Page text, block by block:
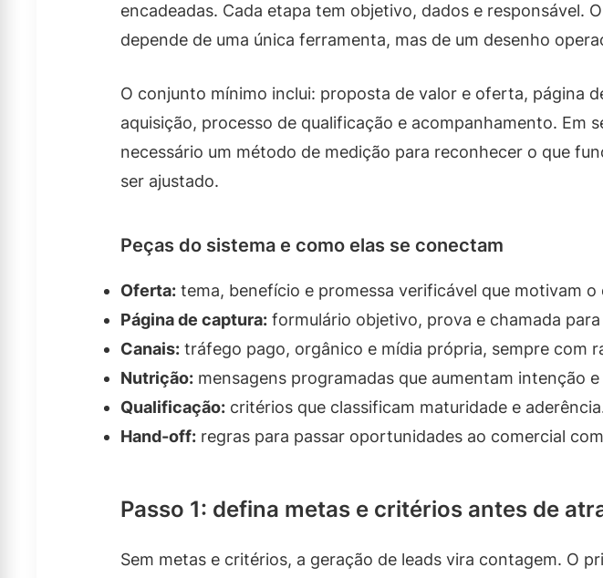
encadeadas. Cada etapa tem objetivo, dados e responsável.
depende de uma única ferramenta, mas de um desenho
O conjunto mínimo inclui: proposta de valor e oferta, página
aquisição, processo de qualificação e acompanhamento. Em
necessário um método de medição para reconhecer o que
ser ajustado.
Peças do sistema e como elas se conectam
Oferta: tema, benefício e promessa verificável que motivam o
Página de captura: formulário objetivo, prova e chamada
Canais: tráfego pago, orgânico e mídia própria, sempre com
Nutrição: mensagens programadas que aumentam intenção
Qualificação: critérios que classificam maturidade e
Hand-off: regras para passar oportunidades ao comercial
Passo 1: defina metas e critérios antes de
Sem metas e critérios, a geração de leads vira contagem. O